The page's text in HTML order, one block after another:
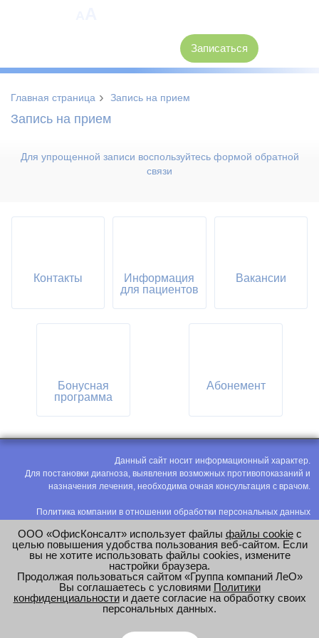
Записаться
Главная страница › Запись на прием
Запись на прием
Для упрощенной записи воспользуйтесь формой обратной
связи
Контакты
Информация
для пациентов
Вакансии
Бонусная
программа
Абонемент
Данный сайт носит информационный характер.
Для постановки диагноза, выявления возможных противопоказаний и
назначения лечения, необходима очная консультация с врачом.
Политика компании в отношении обработки персональных данных
Соглашение на обработку персональных данных
Оценка труда
e-mail:office@modus-leo.ru
ООО «ОфисКонсалт» использует файлы файлы cookieс
целью повышения удобства пользования веб-сайтом. Если
вы не хотите использовать файлы cookies, измените
настройки браузера.
Продолжая пользоваться сайтом «Группа компаний ЛеО»
Вы соглашаетесь с условиями Политики
конфиденциальностии даете согласие на обработку своих
персональных данных.